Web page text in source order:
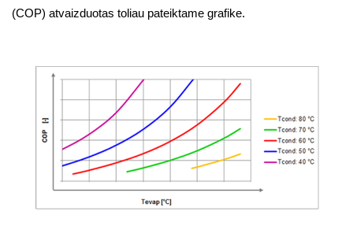
(COP) atvaizduotas toliau pateiktame grafike.